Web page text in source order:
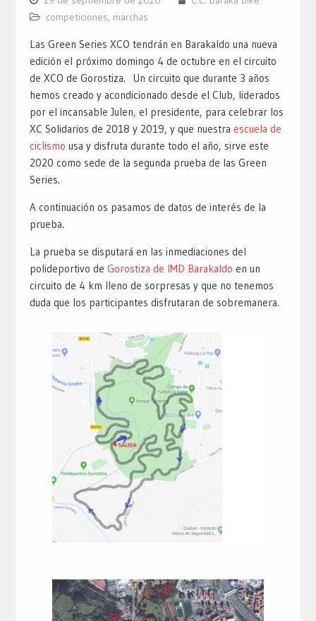
competiciones, marchas
Las Green Series XCO tendrán en Barakaldo una nueva
edición el próximo domingo 4 de octubre en el circuito
de XCO de Gorostiza. Un circuito que durante 3 años
hemos creado y acondicionado desde el Club, liderados
por el incansable Julen, el presidente, para celebrar los
XC Solidarios de 2018 y 2019, y que nuestra escuela de
ciclismo usa y disfruta durante todo el año, sirve este
2020 como sede de la segunda prueba de las Green
Series.
A continuación os pasamos de datos de interés de la
prueba.
La prueba se disputará en las inmediaciones del
polideportivo de Gorostiza de IMD Barakaldo en un
circuito de 4 km lleno de sorpresas y que no tenemos
duda que los participantes disfrutaran de sobremanera.